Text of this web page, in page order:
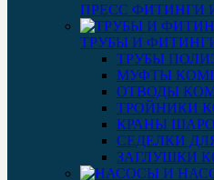
ПРЕСС ФИТИНГИ
ТРУБЫ И
ТРУБЫ
МУФТЫ
ОТВОДЫ
ТРОЙНИКИ
КРАНЫ
СЕДЕЛКИ
ЗАГЛУШКИ